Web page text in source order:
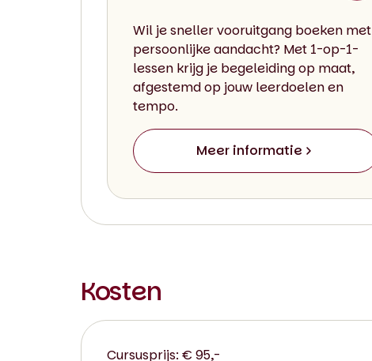
Wil je sneller vooruitgang boeken met
persoonlijke aandacht? Met 1-op-1-
lessen krijg je begeleiding op maat,
afgestemd op jouw leerdoelen en
tempo.
Meer informatie
Kosten
Cursusprijs: € 95,-